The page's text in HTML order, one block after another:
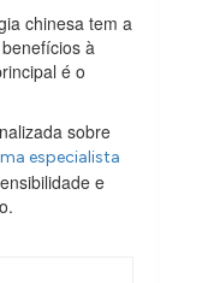
chinesa tem a
à
é o
sobre
especialista
e